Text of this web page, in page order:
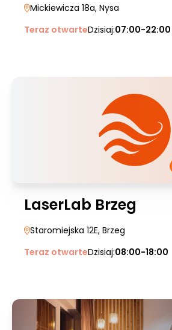
Mickiewicza 18a, Nysa
Teraz otwarteDzisiaj:07:00-22:00
LaserLab Brzeg
Staromiejska 12E, Brzeg
Teraz otwarteDzisiaj:08:00-18:00